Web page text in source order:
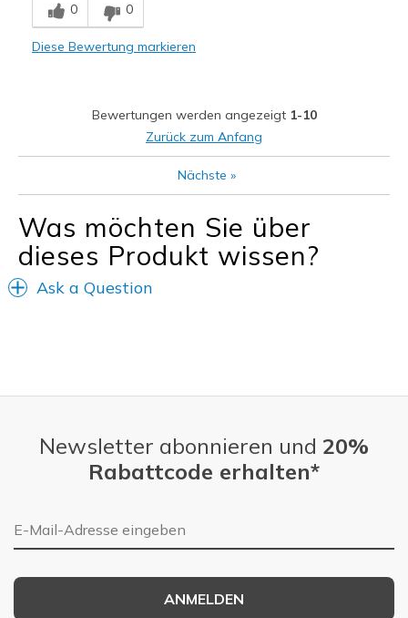
Nachteile
Wear Out Quickly
Casual Wear
Width
Feels true to width
Feels true to size
0 0
Diese Bewertung markieren
Bewertungen werden angezeigt 1-10
Zurück zum Anfang
Nächste »
Was möchten Sie über
dieses Produkt wissen?
Ask a Question
Newsletter abonnieren und 20%
Rabattcode erhalten*
E-Mail-Adresse
ANMELDEN